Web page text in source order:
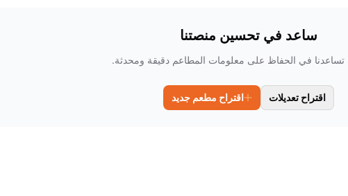
ساعد في تحسين منصتنا
تساعدنا في الحفاظ على معلومات المطاعم دقيقة ومحدثة.
اقتراح تعديلات اقتراح مطعم جديد